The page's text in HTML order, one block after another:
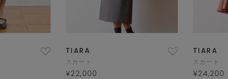
TIARA
スカート
¥22,000
TIARA
スカート
¥24,200